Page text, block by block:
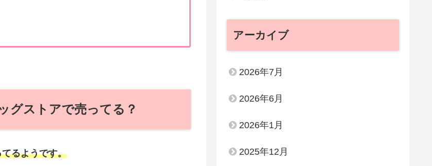
グストアで売ってる？
るようです。
アーカイブ
2026年7月
2026年6月
2026年1月
2025年12月